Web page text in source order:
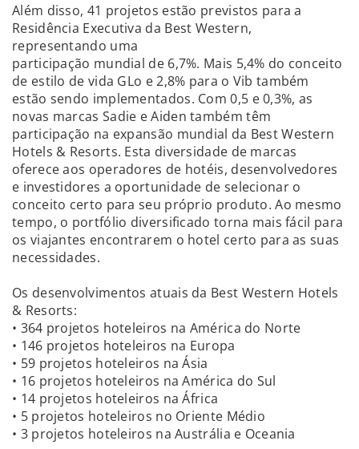
Além disso, 41 projetos estão previstos para a
Residência Executiva da Best Western,
representando uma
participação mundial de 6,7%. Mais 5,4% do conceito
de estilo de vida GLo e 2,8% para o Vib também
estão sendo implementados. Com 0,5 e 0,3%, as
novas marcas Sadie e Aiden também têm
participação na expansão mundial da Best Western
Hotels & Resorts. Esta diversidade de marcas
oferece aos operadores de hotéis, desenvolvedores
e investidores a oportunidade de selecionar o
conceito certo para seu próprio produto. Ao mesmo
tempo, o portfólio diversificado torna mais fácil para
os viajantes encontrarem o hotel certo para as suas
necessidades.
Os desenvolvimentos atuais da Best Western Hotels
& Resorts:
• 364 projetos hoteleiros na América do Norte
• 146 projetos hoteleiros na Europa
• 59 projetos hoteleiros na Ásia
• 16 projetos hoteleiros na América do Sul
• 14 projetos hoteleiros na África
• 5 projetos hoteleiros no Oriente Médio
• 3 projetos hoteleiros na Austrália e Oceania